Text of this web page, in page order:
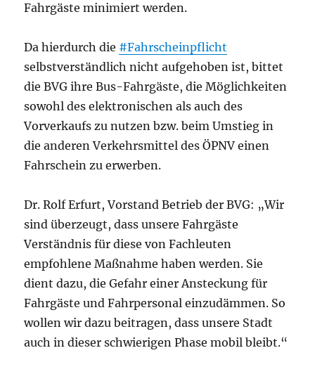
Fahrgäste minimiert werden.
Da hierdurch die #Fahrscheinpflicht
selbstverständlich nicht aufgehoben ist, bittet
die BVG ihre Bus-Fahrgäste, die Möglichkeiten
sowohl des elektronischen als auch des
Vorverkaufs zu nutzen bzw. beim Umstieg in
die anderen Verkehrsmittel des ÖPNV einen
Fahrschein zu erwerben.
Dr. Rolf Erfurt, Vorstand Betrieb der BVG: „Wir
sind überzeugt, dass unsere Fahrgäste
Verständnis für diese von Fachleuten
empfohlene Maßnahme haben werden. Sie
dient dazu, die Gefahr einer Ansteckung für
Fahrgäste und Fahrpersonal einzudämmen. So
wollen wir dazu beitragen, dass unsere Stadt
auch in dieser schwierigen Phase mobil bleibt.“